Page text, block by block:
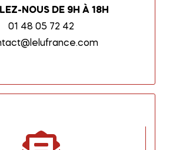
NOUS DE 9H À 18H
01 48 05 72 42